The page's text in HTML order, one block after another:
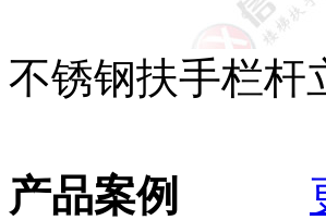
不锈钢扶手栏杆
产品案例